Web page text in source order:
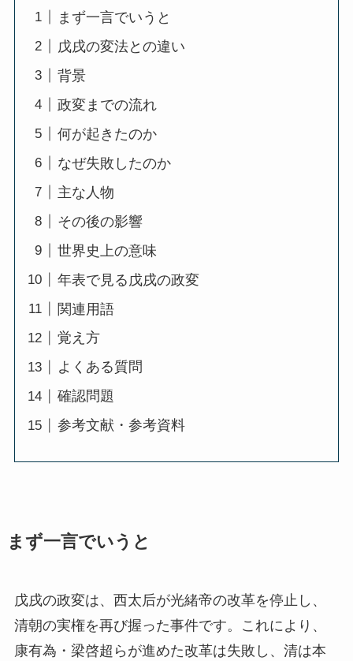
まず一言でいうと
戊戌の変法との違い
背景
政変までの流れ
何が起きたのか
なぜ失敗したのか
主な人物
その後の影響
世界史上の意味
年表で見る戊戌の政変
関連用語
覚え方
よくある質問
確認問題
参考文献・参考資料
まず一言でいうと
戊戌の政変は、西太后が光緒帝の改革を停止し、
清朝の実権を再び握った事件です。これにより、
康有為・梁啓超らが進めた改革は失敗し、清は本